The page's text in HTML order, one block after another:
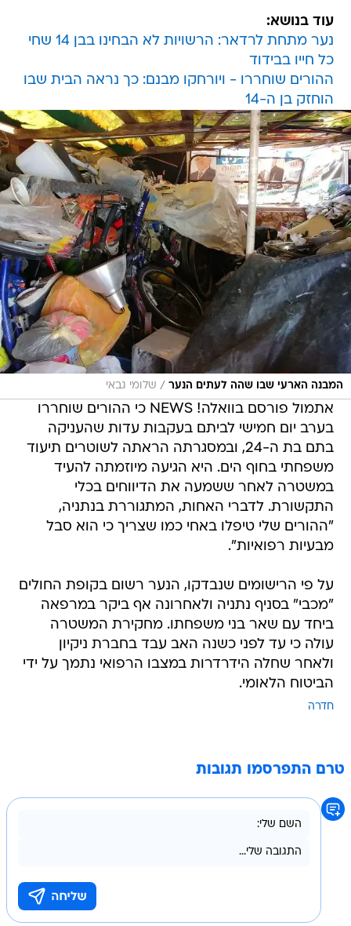
עוד בנושא:
נער מתחת לרדאר: הרשויות לא הבחינו בבן 14 שחי
כל חייו בבידוד
ההורים שוחררו - ויורחקו מבנם: כך נראה הבית שבו
הוחזק בן ה-14
המבנה הארעי שבו שהה לעתים הנער / שלומי גבאי
אתמול פורסם בוואלה! NEWS כי ההורים שוחררו
בערב יום חמישי לביתם בעקבות עדות שהעניקה
בתם בת ה-24, ובמסגרתה הראתה לשוטרים תיעוד
משפחתי בחוף הים. היא הגיעה מיוזמתה להעיד
במשטרה לאחר ששמעה את הדיווחים בכלי
התקשורת. לדברי האחות, המתגוררת בנתניה,
"ההורים שלי טיפלו באחי כמו שצריך כי הוא סבל
מבעיות רפואיות".
על פי הרישומים שנבדקו, הנער רשום בקופת החולים
"מכבי" בסניף נתניה ולאחרונה אף ביקר במרפאה
ביחד עם שאר בני משפחתו. מחקירת המשטרה
עולה כי עד לפני כשנה האב עבד בחברת ניקיון
ולאחר שחלה הידרדרות במצבו הרפואי נתמך על ידי
הביטוח הלאומי.
חדרה
טרם התפרסמו תגובות